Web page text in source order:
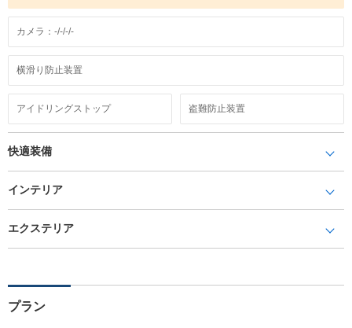
カメラ：-/-/-/-
横滑り防止装置
アイドリングストップ 盗難防止装置
快適装備
インテリア
エクステリア
プラン